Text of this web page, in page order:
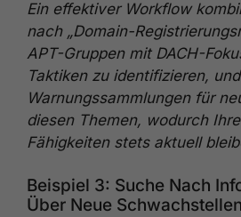
Ein effektiver Workflow
nach „Domain-
APT-Gruppen mit DACH-
Taktiken zu identifizieren,
Warnungssammlungen für
diesen Themen, wodurch
Fähigkeiten stets aktuell
Beispiel 3: Suche Nach
Über Neue Schwachstellen